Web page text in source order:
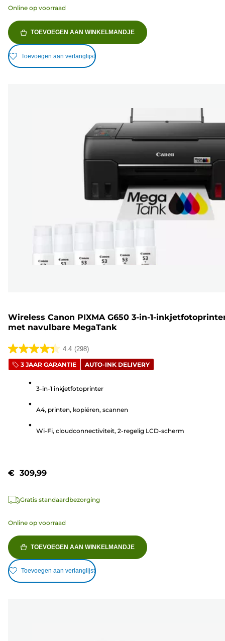
Online op voorraad
TOEVOEGEN AAN WINKELMANDJE
Toevoegen aan verlanglijst
Wireless Canon PIXMA G650 3-in-1-
met navulbare MegaTank
4.4 (298)
4.4
van
sterren.
beoordelingen
3 JAAR GARANTIE AUTO-INK DELIVERY
3-in-1 inkjetfotoprinter
A4, printen, kopiëren, scannen
Wi-Fi, cloudconnectiviteit, 2-regelig LCD-scherm
€ 309,99
Gratis standaardbezorging
Online op voorraad
TOEVOEGEN AAN WINKELMANDJE
Toevoegen aan verlanglijst